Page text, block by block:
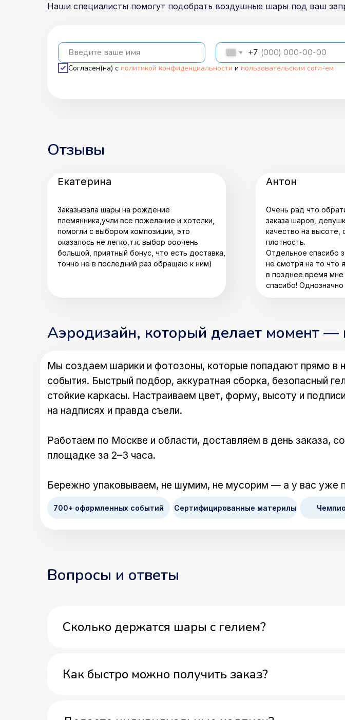
Наши специалисты помогут подобрать воздушные шары под ваш
Введите ваше имя +7
Согласен(на) с политикой конфиденциальности и пользовательским согл-ем
Отзывы
Заказывала шары на рождение
племянника,учли все пожелание и хотелки,
помогли с выбором композиции, это
оказалось не легко,т.к. выбор ооочень
большой, приятный бонус, что есть доставка,
точно не в последний раз обращаю к ним)
Екатерина
Очень рад что
заказа шаров,
качество на высоте,
плотность.
Отдельное спасибо
не смотря на то что
в позднее время
спасибо!
Антон
Аэродизайн, который делает момент
Мы создаем шарики и фотозоны, которые попадают прямо в
события. Быстрый подбор, аккуратная сборка, безопасный
стойкие каркасы. Настраиваем цвет, форму, высоту и
на надписях и правда съели.
Работаем по Москве и области, доставляем в день заказа,
площадке за 2–3 часа.
Бережно упаковываем, не шумим, не мусорим — а у вас уже
Сертифицированные материлы
700+ оформленных событий
Вопросы и ответы
Сколько держатся шары с гелием?
Как быстро можно получить заказ?